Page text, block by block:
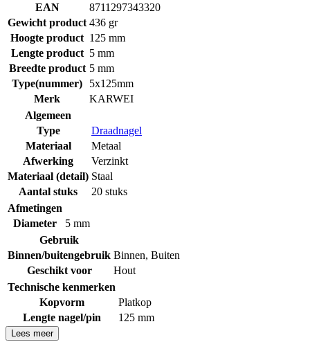
EAN
8711297343320
Gewicht product 436 gr
Hoogte product 125 mm
Lengte product 5 mm
Breedte product 5 mm
Type(nummer)
5x125mm
Merk
KARWEI
Algemeen
Type
Draadnagel
Materiaal
Metaal
Afwerking
Verzinkt
Materiaal (detail) Staal
Aantal stuks
20 stuks
Afmetingen
Diameter
5 mm
Gebruik
Binnen/buitengebruik Binnen, Buiten
Geschikt voor
Hout
Technische kenmerken
Kopvorm
Platkop
Lengte nagel/pin
125 mm
Lees meer